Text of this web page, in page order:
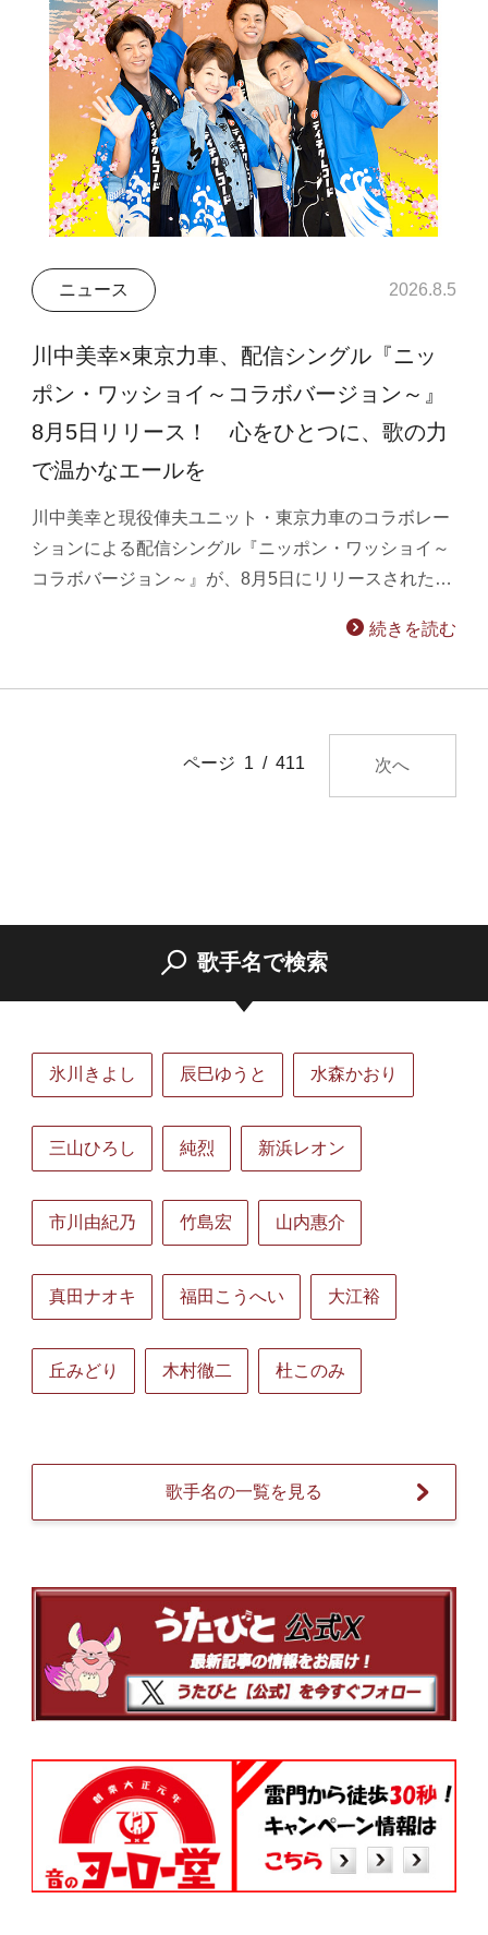
ニュース 2026.8.5
川中美幸×東京力車、配信シングル『ニッ
ポン・ワッショイ～コラボバージョン～』
8月5日リリース！ 心をひとつに、歌の力
で温かなエールを
川中美幸と現役俥夫ユニット・東京力車のコラボレー
ションによる配信シングル『ニッポン・ワッショイ～
コラボバージョン～』が、8月5日にリリースされた…
続きを読む
ページ 1 / 411 次へ
歌手名で検索
氷川きよし 辰巳ゆうと 水森かおり
三山ひろし 純烈 新浜レオン
市川由紀乃 竹島宏 山内惠介
真田ナオキ 福田こうへい 大江裕
丘みどり 木村徹二 杜このみ
歌手名の一覧を見る